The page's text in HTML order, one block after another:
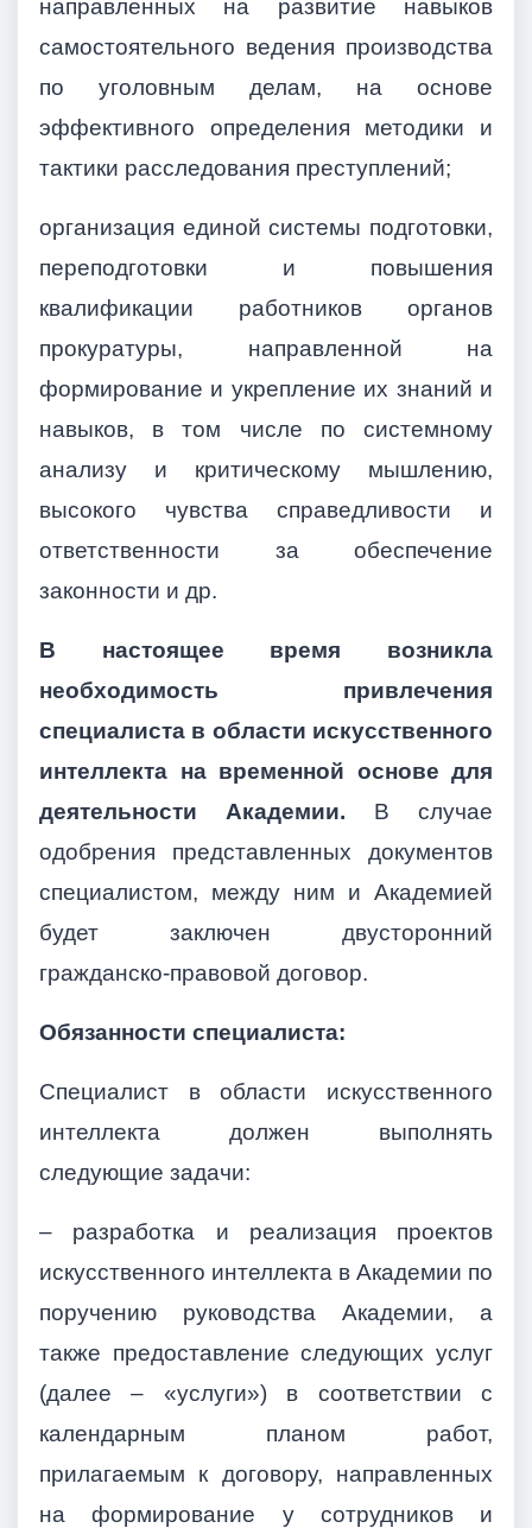
направленных на развитие навыков
самостоятельного ведения производства
по уголовным делам, на основе
эффективного определения методики и
тактики расследования преступлений;
организация единой системы подготовки,
переподготовки и повышения
квалификации работников органов
прокуратуры, направленной на
формирование и укрепление их знаний и
навыков, в том числе по системному
анализу и критическому мышлению,
высокого чувства справедливости и
ответственности за обеспечение
законности и др.
В настоящее время возникла
необходимость привлечения
специалиста в области искусственного
интеллекта на временной основе для
деятельности Академии. В случае
одобрения представленных документов
специалистом, между ним и Академией
будет заключен двусторонний
гражданско-правовой договор.
Обязанности специалиста:
Специалист в области искусственного
интеллекта должен выполнять
следующие задачи:
– разработка и реализация проектов
искусственного интеллекта в Академии по
поручению руководства Академии, а
также предоставление следующих услуг
(далее – «услуги») в соответствии с
календарным планом работ,
прилагаемым к договору, направленных
на формирование у сотрудников и